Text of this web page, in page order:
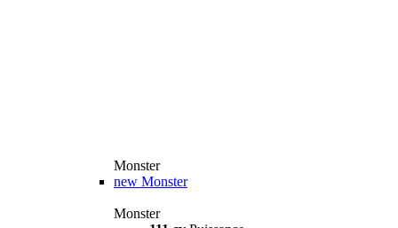
Monster
new Monster
Monster